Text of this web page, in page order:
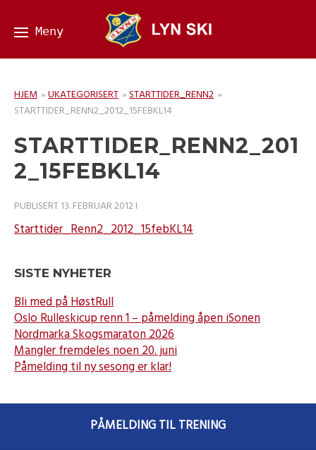
HJEM »UKATEGORISERT »STARTTIDER_RENN2 »
STARTTIDER_RENN2_2012_15FEBKL14
STARTTIDER_RENN2_201
2_15FEBKL14
PUBLISERT13. FEBRUAR 2012I
Starttider_Renn2_2012_15febKL14
SISTE NYHETER
Bli med på HøstRull
Oslo Rulleskicup renn 1 – påmelding åpen iSonen
Nordmarka Skogsmaraton 2026
Mangler fremdeles noen 20. juni
Påmelding til ny sesong er klar!
PÅMELDING TIL TRENING